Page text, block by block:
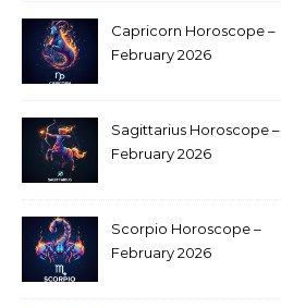
Capricorn Horoscope –
February 2026
Sagittarius Horoscope –
February 2026
Scorpio Horoscope –
February 2026